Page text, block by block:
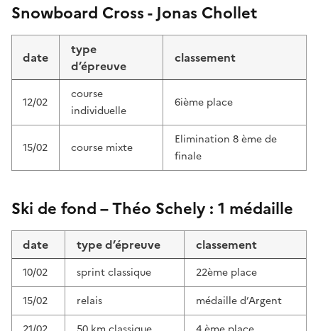
Snowboard Cross - Jonas Chollet
date
type
d’épreuve
classement
12/02
course
individuelle
6ième place
15/02 course mixte
Elimination 8 ème de
finale
Ski de fond – Théo Schely : 1 médaille
date type d’épreuve classement
10/02 sprint classique
22ème place
15/02
relais
médaille d’Argent